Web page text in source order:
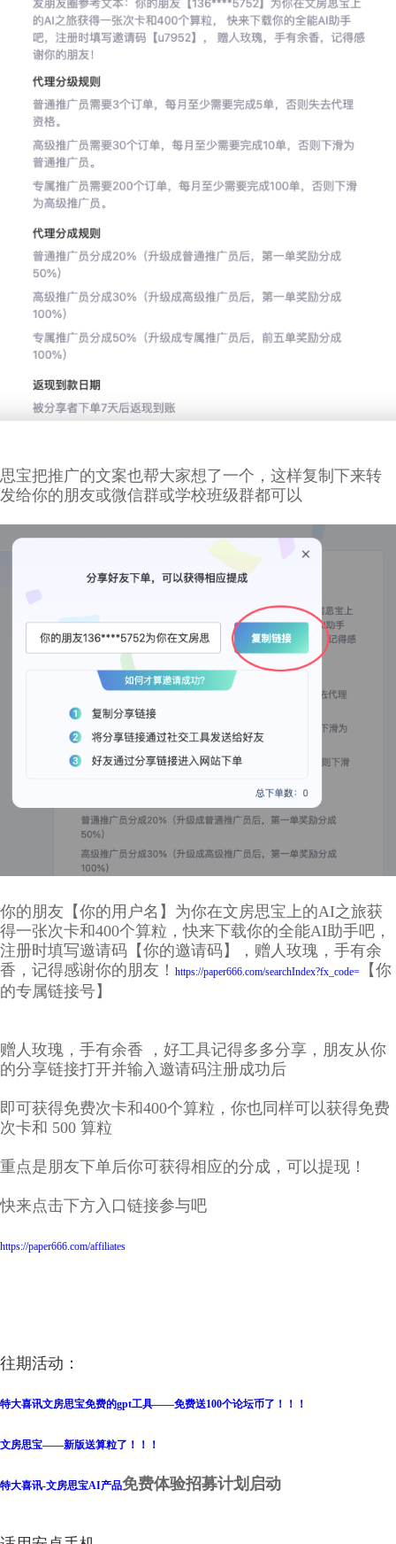
思宝把推广的文案也帮大家想了一个，这样复制下来转
发给你的朋友或微信群或学校班级群都可以
你的朋友【你的用户名】为你在文房思宝上的AI之旅获
得一张次卡和400个算粒，快来下载你的全能AI助手吧，
注册时填写邀请码【你的邀请码】，赠人玫瑰，手有余
香，记得感谢你的朋友！ https://paper666.com/searchIndex?fx_code=
【你
的专属链接号】
赠人玫瑰，手有余香 ，好工具记得多多分享，朋友从你
的分享链接打开并输入邀请码注册成功后
即可获得免费次卡和400个算粒，你也同样可以获得免费
次卡和 500 算粒
重点是朋友下单后你可获得相应的分成，可以提现！
快来点击下方入口链接参与吧
https://paper666.com/affiliates
往期活动：
特大喜讯文房思宝免费的gpt工具——免费送100个论坛币了！！！
文房思宝——新版送算粒了！！！
特大喜讯-文房思宝AI产品免费体验招募计划启动